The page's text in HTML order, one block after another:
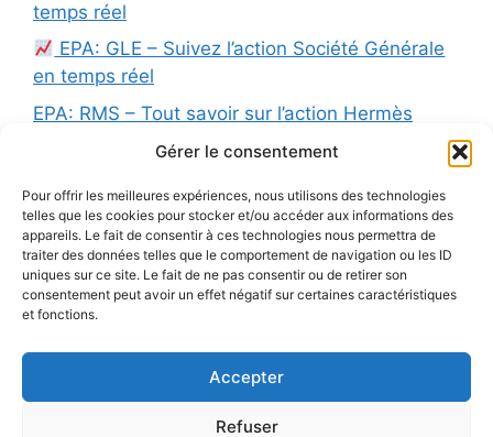
Gérer le consentement
Pour offrir les meilleures expériences, nous utilisons des technologies
telles que les cookies pour stocker et/ou accéder aux informations des
appareils. Le fait de consentir à ces technologies nous permettra de
traiter des données telles que le comportement de navigation ou les ID
uniques sur ce site. Le fait de ne pas consentir ou de retirer son
consentement peut avoir un effet négatif sur certaines caractéristiques
et fonctions.
Accepter
Refuser
temps réel
EPA: GLE – Suivez l’action Société Générale
en temps réel
EPA: RMS – Tout savoir sur l’action Hermès
International à la Bourse de Paris
réel
EPA: DBG – Suivez l’action Derichebourg en
temps réel
EPA: BN – Suivez l’action Derichebourg en